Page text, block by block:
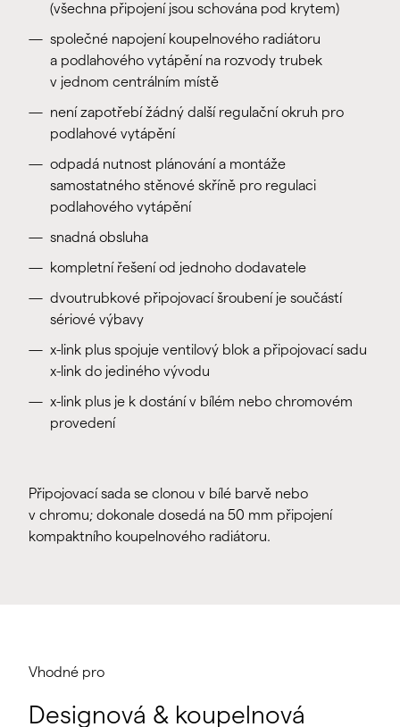
(všechna připojení jsou schována pod krytem)
společné napojení koupelnového radiátoru
a podlahového vytápění na rozvody trubek
v jednom centrálním místě
není zapotřebí žádný další regulační okruh pro
podlahové vytápění
odpadá nutnost plánování a montáže
samostatného stěnové skříně pro regulaci
podlahového vytápění
snadná obsluha
kompletní řešení od jednoho dodavatele
dvoutrubkové připojovací šroubení je součástí
sériové výbavy
x-link plus spojuje ventilový blok a připojovací sadu
x-link do jediného vývodu
x-link plus je k dostání v bílém nebo chromovém
provedení
Připojovací sada se clonou v bílé barvě nebo
v chromu; dokonale dosedá na 50 mm připojení
kompaktního koupelnového radiátoru.
Vhodné pro
Designová & koupelnová